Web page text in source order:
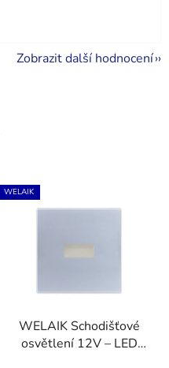
Zobrazit další hodnocení
WELAIK
WELAIK Schodišťové
osvětlení 12V – LED